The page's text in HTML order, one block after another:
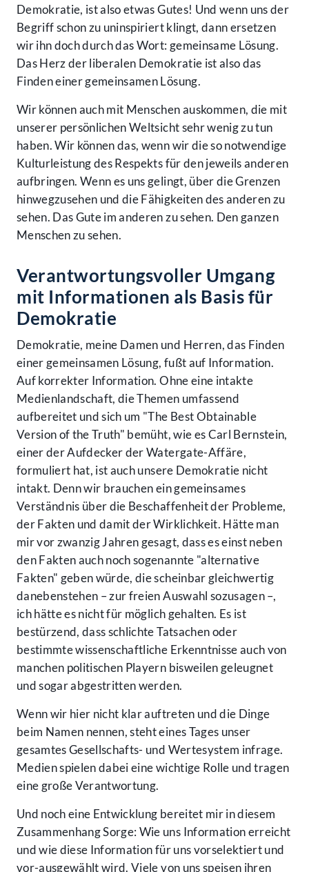
Demokratie, ist also etwas Gutes! Und wenn uns der
Begriff schon zu uninspiriert klingt, dann ersetzen
wir ihn doch durch das Wort: gemeinsame Lösung.
Das Herz der liberalen Demokratie ist also das
Finden einer gemeinsamen Lösung.
Wir können auch mit Menschen auskommen, die mit
unserer persönlichen Weltsicht sehr wenig zu tun
haben. Wir können das, wenn wir die so notwendige
Kulturleistung des Respekts für den jeweils anderen
aufbringen. Wenn es uns gelingt, über die Grenzen
hinwegzusehen und die Fähigkeiten des anderen zu
sehen. Das Gute im anderen zu sehen. Den ganzen
Menschen zu sehen.
Verantwortungsvoller Umgang
mit Informationen als Basis für
Demokratie
Demokratie, meine Damen und Herren, das Finden
einer gemeinsamen Lösung, fußt auf Information.
Auf korrekter Information. Ohne eine intakte
Medienlandschaft, die Themen umfassend
aufbereitet und sich um "The Best Obtainable
Version of the Truth" bemüht, wie es Carl Bernstein,
einer der Aufdecker der Watergate-Affäre,
formuliert hat, ist auch unsere Demokratie nicht
intakt. Denn wir brauchen ein gemeinsames
Verständnis über die Beschaffenheit der Probleme,
der Fakten und damit der Wirklichkeit. Hätte man
mir vor zwanzig Jahren gesagt, dass es einst neben
den Fakten auch noch sogenannte "alternative
Fakten" geben würde, die scheinbar gleichwertig
danebenstehen – zur freien Auswahl sozusagen –,
ich hätte es nicht für möglich gehalten. Es ist
bestürzend, dass schlichte Tatsachen oder
bestimmte wissenschaftliche Erkenntnisse auch von
manchen politischen Playern bisweilen geleugnet
und sogar abgestritten werden.
Wenn wir hier nicht klar auftreten und die Dinge
beim Namen nennen, steht eines Tages unser
gesamtes Gesellschafts- und Wertesystem infrage.
Medien spielen dabei eine wichtige Rolle und tragen
eine große Verantwortung.
Und noch eine Entwicklung bereitet mir in diesem
Zusammenhang Sorge: Wie uns Information erreicht
und wie diese Information für uns vorselektiert und
vor-ausgewählt wird. Viele von uns speisen ihren